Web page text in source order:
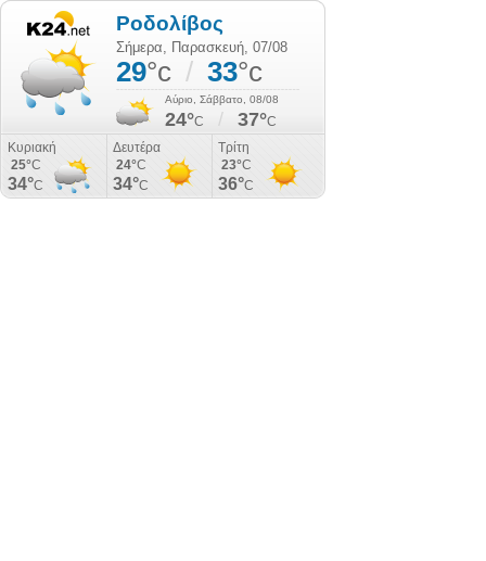
Ροδολίβος
Σήμερα, Παρασκευή, 07/08
29°c / 33°c
Αύριο, Σάββατο, 08/08
24°C / 37°C
Κυριακή
25°C
34°C
Δευτέρα
24°C
34°C
Τρίτη
23°C
36°C